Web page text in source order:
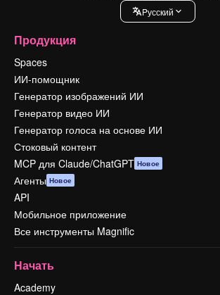
Pусский
Продукция
Spaces
ИИ-помощник
Генератор изображений ИИ
Генератор видео ИИ
Генератор голоса на основе ИИ
Стоковый контент
MCP для Claude/ChatGPT Новое
Агенты Новое
API
Мобильное приложение
Все инструменты Magnific
Начать
Academy